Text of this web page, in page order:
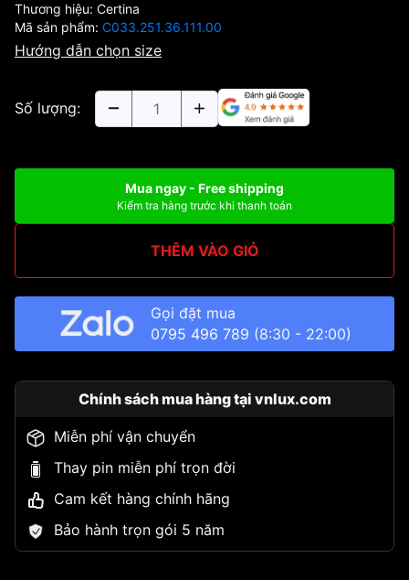
Thương hiệu: Certina
Mã sản phẩm: C033.251.36.111.00
Hướng dẫn chọn size
Số lượng:
Mua ngay - Free shipping
Kiểm tra hàng trước khi thanh toán
THÊM VÀO GIỎ
Gọi đặt mua
0795 496 789 (8:30 - 22:00)
Chính sách mua hàng tại vnlux.com
Miễn phí vận chuyển
Thay pin miễn phí trọn đời
Cam kết hàng chính hãng
Bảo hành trọn gói 5 năm